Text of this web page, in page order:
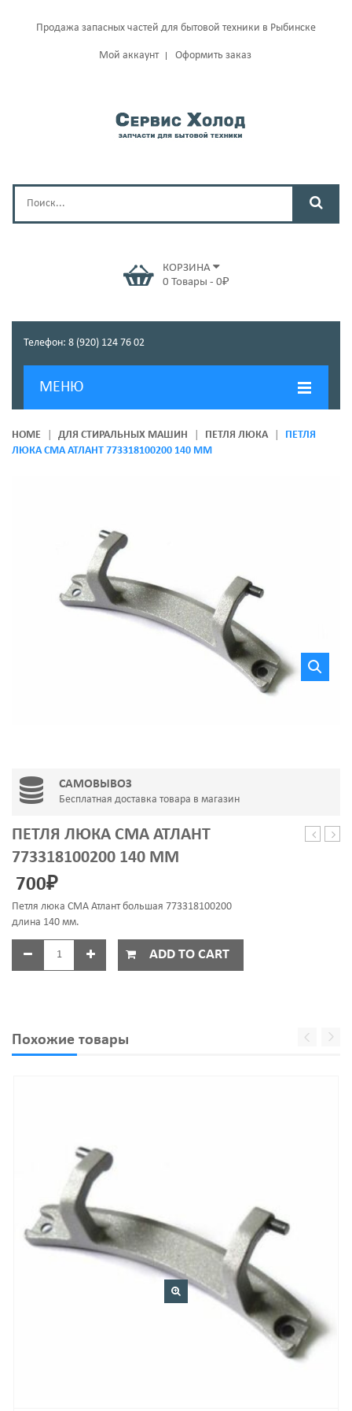
Продажа запасных частей для бытовой техники в Рыбинске
Мой аккаунт Оформить заказ
КОРЗИНА
0 Товары - 0₽
Телефон: 8 (920) 124 76 02
МЕНЮ
ГЛАВНАЯ
КОНТАКТЫ
HOME ДЛЯ СТИРАЛЬНЫХ МАШИН ПЕТЛЯ ЛЮКА
ПЕТЛЯ
ЛЮКА СМА АТЛАНТ 773318100200 140 ММ
САМОВЫВОЗ
Бесплатная доставка товара в магазин
ПЕТЛЯ ЛЮКА СМА АТЛАНТ
773318100200 140 ММ
700₽
Петля люка СМА Атлант большая 773318100200
длина 140 мм.
ADD TO CART
Похожие товары